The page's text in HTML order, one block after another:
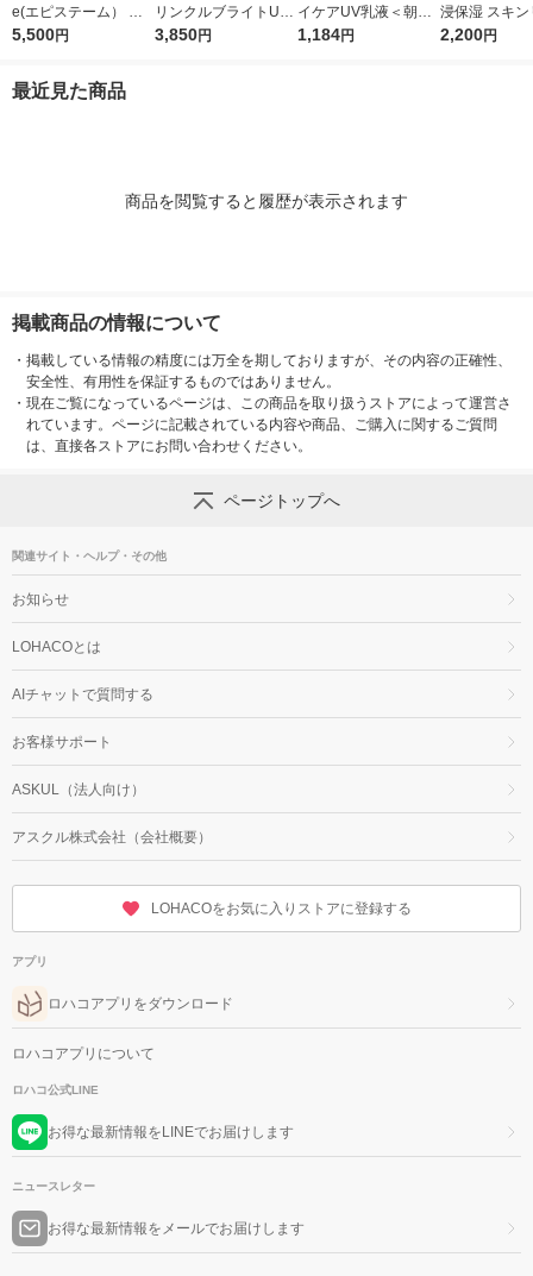
e(エピステーム） パ
ワライズラッシュセラ
5,500円
リンクルブライトUV
プロテクター N 50g
3,850円
イケアUV乳液＜朝用
日焼け止め乳液＞50g
1,184円
浸保湿 スキン
ＵＶセラム
2,200円
最近見た商品
商品を閲覧すると履歴が表示されます
掲載商品の情報について
・ 掲載している情報の精度には万全を期しておりますが、その内容の正確性、
安全性、有用性を保証するものではありません。
・ 現在ご覧になっているページは、この商品を取り扱うストアによって運営さ
れています。ページに記載されている内容や商品、ご購入に関するご質問
は、直接各ストアにお問い合わせください。
ページトップへ
関連サイト・ヘルプ・その他
お知らせ
LOHACOとは
AIチャットで質問する
お客様サポート
ASKUL（法人向け）
アスクル株式会社（会社概要）
LOHACOをお気に入りストアに登録する
アプリ
ロハコアプリをダウンロード
ロハコアプリについて
ロハコ公式LINE
お得な最新情報をLINEでお届けします
ニュースレター
お得な最新情報をメールでお届けします